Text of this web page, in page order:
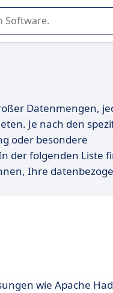
SaaS-Software in
Datenmengen,
Je nach den
oder besondere
der folgenden Liste
Ihre
wie Apache